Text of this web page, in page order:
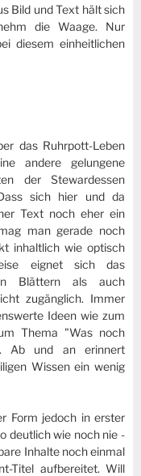
Bild und Text hält sich
die Waage. Nur
diesem einheitlichen
das Ruhrpott-Leben
andere gelungene
der Stewardessen
sich hier und da
Text noch eher ein
man gerade noch
inhaltlich wie optisch
eignet sich das
Blättern als auch
zugänglich. Immer
Ideen wie zum
Thema "Was noch
Ab und an erinnert
Wissen ein wenig
Form jedoch in erster
deutlich wie noch nie -
Inhalte noch einmal
Titel aufbereitet. Will